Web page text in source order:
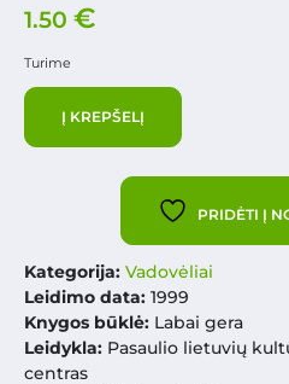
1.50 €
Turime
Į KREPŠELĮ
PRIDĖTI Į
Kategorija: Vadovėliai
Leidimo data: 1999
Knygos būklė: Labai gera
Leidykla: Pasaulio lietuvių
centras